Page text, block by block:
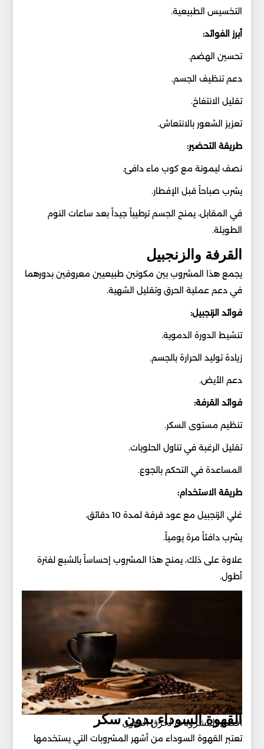
التخسيس الطبيعية.
أبرز الفوائد:
تحسين الهضم.
دعم تنظيف الجسم.
تقليل الانتفاخ.
تعزيز الشعور بالانتعاش.
طريقة التحضير:
نصف ليمونة مع كوب ماء دافئ.
يشرب صباحاً قبل الإفطار.
في المقابل، يمنح الجسم ترطيباً جيداً بعد ساعات النوم
الطويلة.
القرفة والزنجبيل
يجمع هذا المشروب بين مكونين طبيعيين معروفين بدورهما
في دعم عملية الحرق وتقليل الشهية.
فوائد الزنجبيل:
تنشيط الدورة الدموية.
زيادة توليد الحرارة بالجسم.
دعم الأيض.
فوائد القرفة:
تنظيم مستوى السكر.
تقليل الرغبة في تناول الحلويات.
المساعدة في التحكم بالجوع.
طريقة الاستخدام:
غلي الزنجبيل مع عود قرفة لمدة 10 دقائق.
يشرب دافئاً مرة يومياً.
علاوة على ذلك، يمنح هذا المشروب إحساساً بالشبع لفترة
أطول.
أفضل المشروبات لحرق الدهون
القهوة السوداء بدون سكر
تعتبر القهوة السوداء من أشهر المشروبات التي يستخدمها